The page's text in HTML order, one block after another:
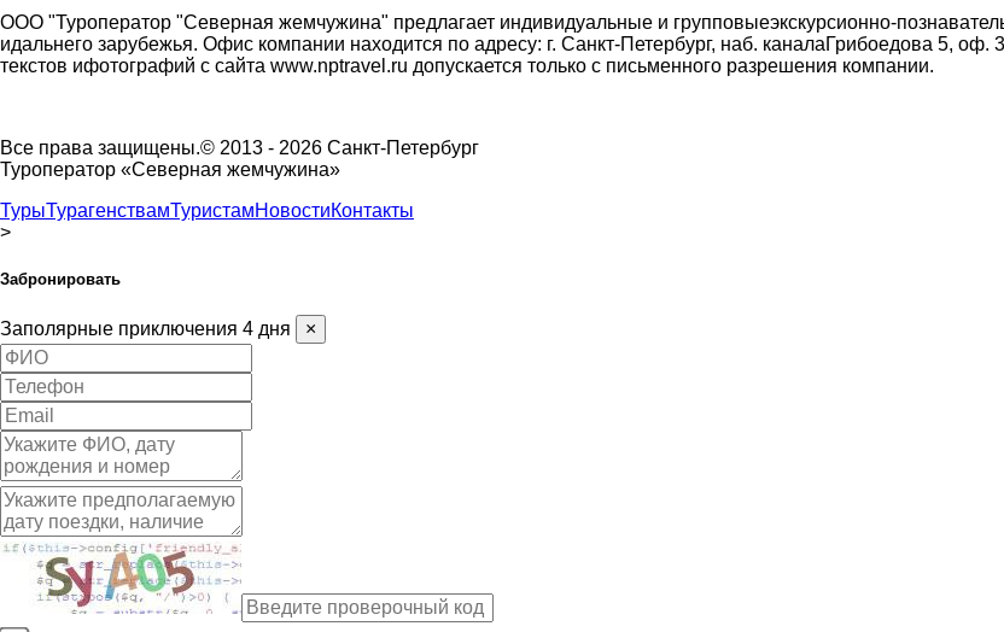
ООО "Туроператор "Северная жемчужина" предлагает индивидуальные и групповыеэкскурсионно-
идальнего зарубежья. Офис компании находится по адресу: г. Санкт-Петербург, наб. каналаГрибоедова 5,
текстов ифотографий с сайта www.nptravel.ru допускается только с письменного разрешения компании.
Все права защищены.© 2013 - 2026 Санкт-Петербург
Туроператор «Северная жемчужина»
ТурыТурагенствамТуристамНовостиКонтакты
>
Забронировать
Заполярные приключения 4 дня ×